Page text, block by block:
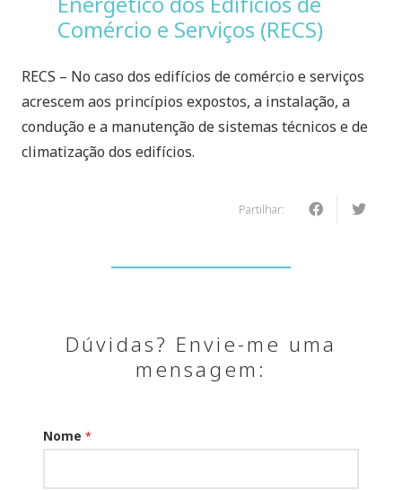
Comércio e Serviços (RECS)
RECS – No caso dos edifícios de comércio e serviços
acrescem aos princípios expostos, a instalação, a
condução e a manutenção de sistemas técnicos e de
climatização dos edifícios.
Partilhar:
Dúvidas? Envie-me uma
mensagem:
Nome *